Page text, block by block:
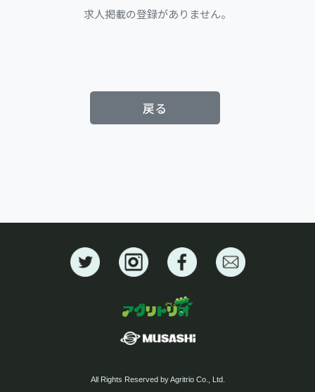
求人掲載の登録がありません。
戻る
All Rights Reserved by Agritrio Co., Ltd.